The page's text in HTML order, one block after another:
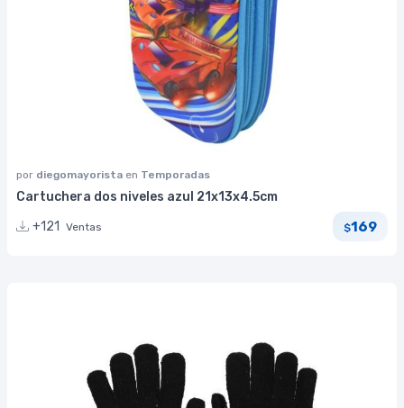
por diegomayorista en Temporadas
Cartuchera dos niveles azul 21x13x4.5cm
+121
Ventas $169